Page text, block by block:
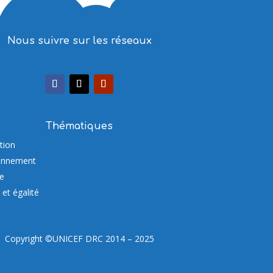
Nous suivre sur les réseaux
Thématiques
et égalité
Copyright ©UNICEF DRC 2014 – 2025